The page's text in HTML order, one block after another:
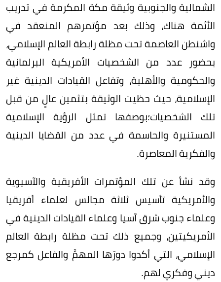
الشمالية والجنوبية وثيقة مكة المكرمة في تدريب
الأئمة هناك، وذلك بعد مؤتمرهم المنعقد في
واشنطن العاصمة تحت مظلة رابطة العالم الإسلامي،
بحضور عدد من الشخصيات الأمريكية البرلمانية
والحكومية والأهلية، وتفاعل القيادات الدينية غير
الإسلامية، حيث حظيت الوثيقة بتثمين عالٍ من قبل
تلك الشخصيات؛بوصفها تمثل الرؤية الإسلامية
المستنيرة والحاسمة في عدد من القضايا الدينية
والفكرية المعاصرة.
وقد نشأ عن تلك المؤتمرات الأفريقية والآسيوية
والأمريكية تأسيس ثلاثة مجالس لعلماء أفريقيا
وعلماء جنوب شرق آسيا وعلماء القيادات الدينية في
الأمريكيتين، وجميع ذلك تحت مظلة رابطة العالم
الإسلامي، التي أكدوا دورَها المهمَّ والفاعل كمرجع
ديني وفكري لهم.